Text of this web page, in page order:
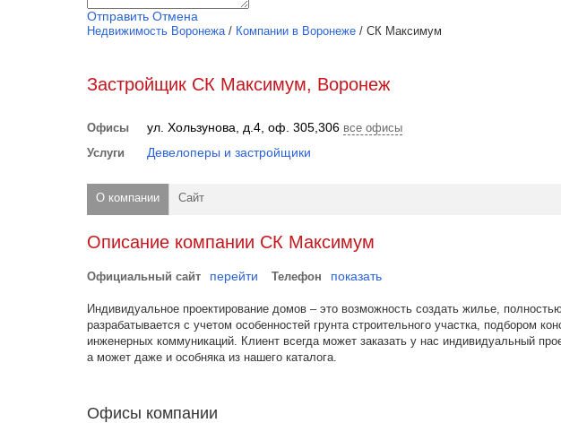
Отправить Отмена
Недвижимость Воронежа/ Компании в Воронеже / СК Максимум
Застройщик СК Максимум, Воронеж
Офисы ул. Хользунова, д.4, оф. 305,306 все офисы
Услуги
Девелоперы и застройщики
О компании Сайт
Описание компании СК Максимум
Официальный сайт перейти Телефон показать
Индивидуальное проектирование домов – это возможность создать жилье,
разрабатывается с учетом особенностей грунта строительного участка, подбором
инженерных коммуникаций. Клиент всегда может заказать у нас индивидуальный
а может даже и особняка из нашего каталога.
Офисы компании